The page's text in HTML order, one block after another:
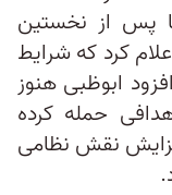
پس از نخستین
کرد که شرایط
ابوظبی هنوز
حمله کرده
نقش نظامی